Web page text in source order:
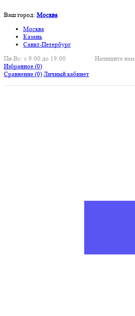
Ваш город: Москва
Москва
Казань
Санкт-Петербург
Пн-Вс: с 9:00 до 19:00
Напишите нам
Избранное (0)
Сравнение (0) Личный кабинет